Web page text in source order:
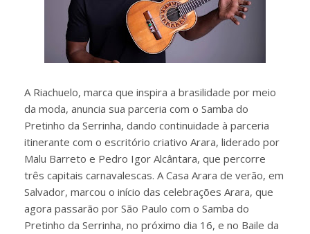
A Riachuelo, marca que inspira a brasilidade por meio
da moda, anuncia sua parceria com o Samba do
Pretinho da Serrinha, dando continuidade à parceria
itinerante com o escritório criativo Arara, liderado por
Malu Barreto e Pedro Igor Alcântara, que percorre
três capitais carnavalescas. A Casa Arara de verão, em
Salvador, marcou o início das celebrações Arara, que
agora passarão por São Paulo com o Samba do
Pretinho da Serrinha, no próximo dia 16, e no Baile da